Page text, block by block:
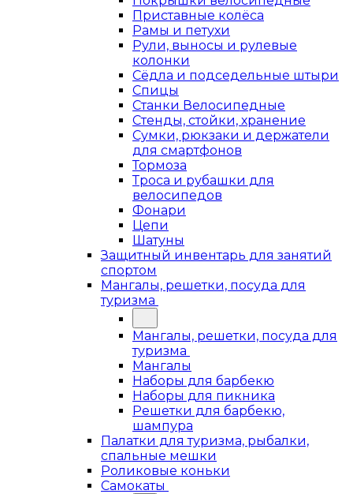
Приставные колёса
Рамы и петухи
Рули, выносы и рулевые
колонки
Сёдла и подседельные штыри
Спицы
Станки Велосипедные
Стенды, стойки, хранение
Сумки, рюкзаки и держатели
для смартфонов
Тормоза
Троса и рубашки для
велосипедов
Фонари
Цепи
Шатуны
Защитный инвентарь для занятий
спортом
Мангалы, решетки, посуда для
туризма
Мангалы, решетки, посуда для
туризма
Мангалы
Наборы для барбекю
Наборы для пикника
Решетки для барбекю,
шампура
Палатки для туризма, рыбалки,
спальные мешки
Роликовые коньки
Самокаты